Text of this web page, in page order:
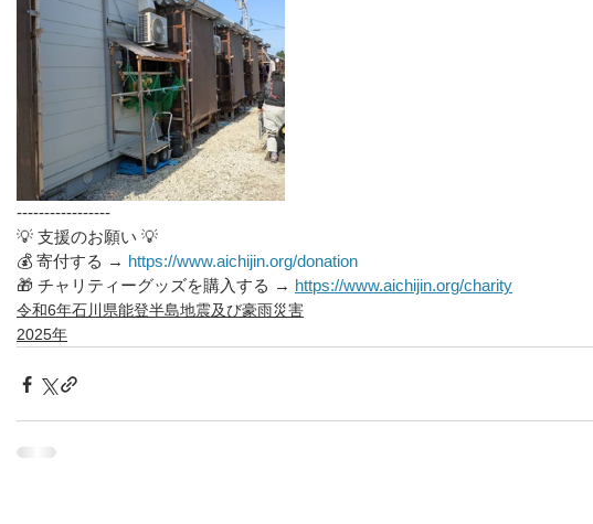
-----------------
💡 支援のお願い 💡
💰 寄付する → https://www.aichijin.org/donation
🎁 チャリティーグッズを購入する → https://www.aichijin.org/charity
令和6年石川県能登半島地震及び豪雨災害
2025年